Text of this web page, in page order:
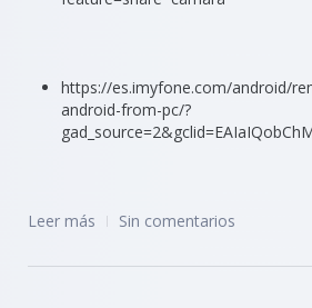
https://es.imyfone.com/android/
android-from-pc/?
Leer más Sin comentarios